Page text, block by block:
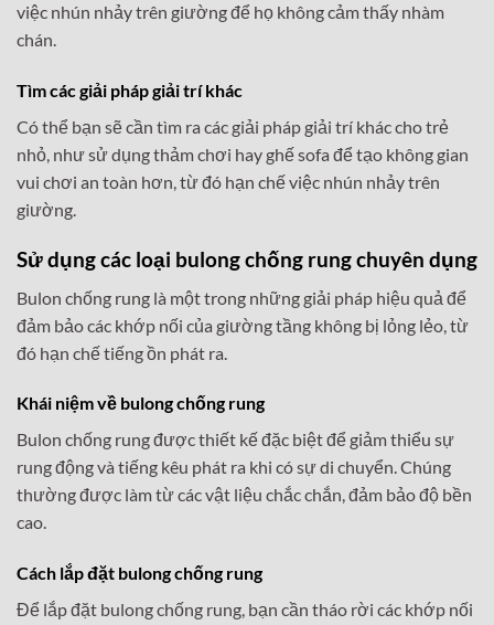
việc nhún nhảy trên giường để họ không cảm thấy nhàm
chán.
Tìm các giải pháp giải trí khác
Có thể bạn sẽ cần tìm ra các giải pháp giải trí khác cho trẻ
nhỏ, như sử dụng thảm chơi hay ghế sofa để tạo không gian
vui chơi an toàn hơn, từ đó hạn chế việc nhún nhảy trên
giường.
Sử dụng các loại bulong chống rung chuyên dụng
Bulon chống rung là một trong những giải pháp hiệu quả để
đảm bảo các khớp nối của giường tầng không bị lỏng lẻo, từ
đó hạn chế tiếng ồn phát ra.
Khái niệm về bulong chống rung
Bulon chống rung được thiết kế đặc biệt để giảm thiểu sự
rung động và tiếng kêu phát ra khi có sự di chuyển. Chúng
thường được làm từ các vật liệu chắc chắn, đảm bảo độ bền
cao.
Cách lắp đặt bulong chống rung
Để lắp đặt bulong chống rung, bạn cần tháo rời các khớp nối